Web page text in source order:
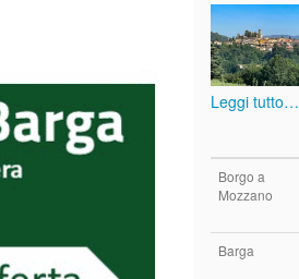
Leggi tutto…
Borgo a
Mozzano
Barga